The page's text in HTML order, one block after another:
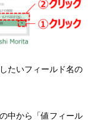
たいフィールド名の
中から
「値フィール